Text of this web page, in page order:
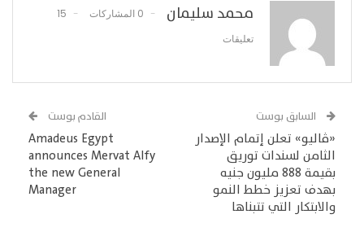
محمد سليمان 0 المشاركات
15
تعليقات
السابق بوست
«ڤاليو» تعلن إتمام الإصدار
الثامن لسندات توريق
بقيمة 888 مليون جنيه
بهدف تعزيز خطط النمو
والابتكار التي تتبناها
القادم بوست
Amadeus Egypt
announces Mervat Alfy
the new General
Manager